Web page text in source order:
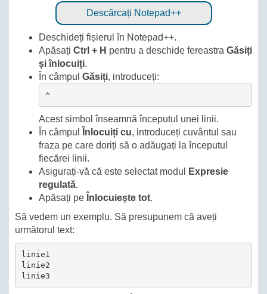
Descărcați Notepad++
Deschideți fișierul în Notepad++.
Apăsați Ctrl + H pentru a deschide fereastra Găsiți
și înlocuiți.
În câmpul Găsiți, introduceți:
^
Acest simbol înseamnă începutul unei linii.
În câmpul
Înlocuiți cu, introduceți cuvântul sau
fraza pe care doriți să o adăugați la începutul
fiecărei linii.
Asigurați-vă că este selectat modul
Expresie
regulată.
Apăsați pe Înlocuiește tot.
Să vedem un exemplu. Să presupunem că aveți
următorul text:
linie1
linie2
linie3